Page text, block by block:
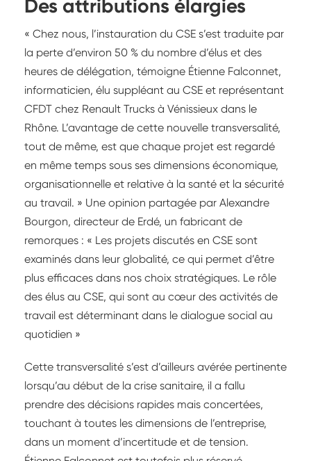
Des attributions élargies
« Chez nous, l’instauration du CSE s’est traduite par
la perte d’environ 50 % du nombre d’élus et des
heures de délégation, témoigne Étienne Falconnet,
informaticien, élu suppléant au CSE et représentant
CFDT chez Renault Trucks à Vénissieux dans le
Rhône. L’avantage de cette nouvelle transversalité,
tout de même, est que chaque projet est regardé
en même temps sous ses dimensions économique,
organisationnelle et relative à la santé et la sécurité
au travail. » Une opinion partagée par Alexandre
Bourgon, directeur de Erdé, un fabricant de
remorques : « Les projets discutés en CSE sont
examinés dans leur globalité, ce qui permet d’être
plus efficaces dans nos choix stratégiques. Le rôle
des élus au CSE, qui sont au cœur des activités de
travail est déterminant dans le dialogue social au
quotidien »
Cette transversalité s’est d’ailleurs avérée pertinente
lorsqu’au début de la crise sanitaire, il a fallu
prendre des décisions rapides mais concertées,
touchant à toutes les dimensions de l’entreprise,
dans un moment d’incertitude et de tension.